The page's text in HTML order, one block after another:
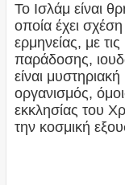
Το Ισλάμ είναι
οποία έχει
ερμηνείας, με
παράδοσης,
είναι
οργανισμός,
εκκλησίας του
την κοσμική